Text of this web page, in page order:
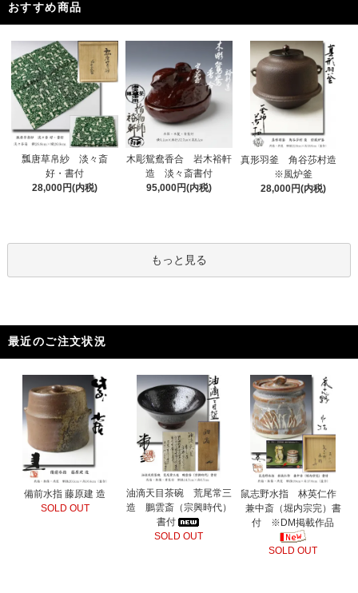
おすすめ商品
瓢唐草帛紗 淡々斎
好・書付
28,000円(内税)
木彫鴛鴦香合 岩木裕軒
造 淡々斎書付
95,000円(内税)
真形羽釜 角谷莎村造
※風炉釜
28,000円(内税)
もっと見る
最近のご注文状況
備前水指 藤原建 造
SOLD OUT
油滴天目茶碗 荒尾常三
造 鵬雲斎（宗興時代）
書付
SOLD OUT
鼠志野水指 林英仁作
兼中斎（堀内宗完）書
付 ※DM掲載作品
SOLD OUT